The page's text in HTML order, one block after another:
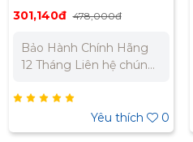
Panasonic WMT508-VN
301,140đ 478,000đ
Bảo Hành Chính Hãng
12 Tháng Liên hệ chúng
nhất cho dự án. Miền
Bắc : 0989 310 979 –
0973 106 269 Miền Nam:
Yêu thích 0